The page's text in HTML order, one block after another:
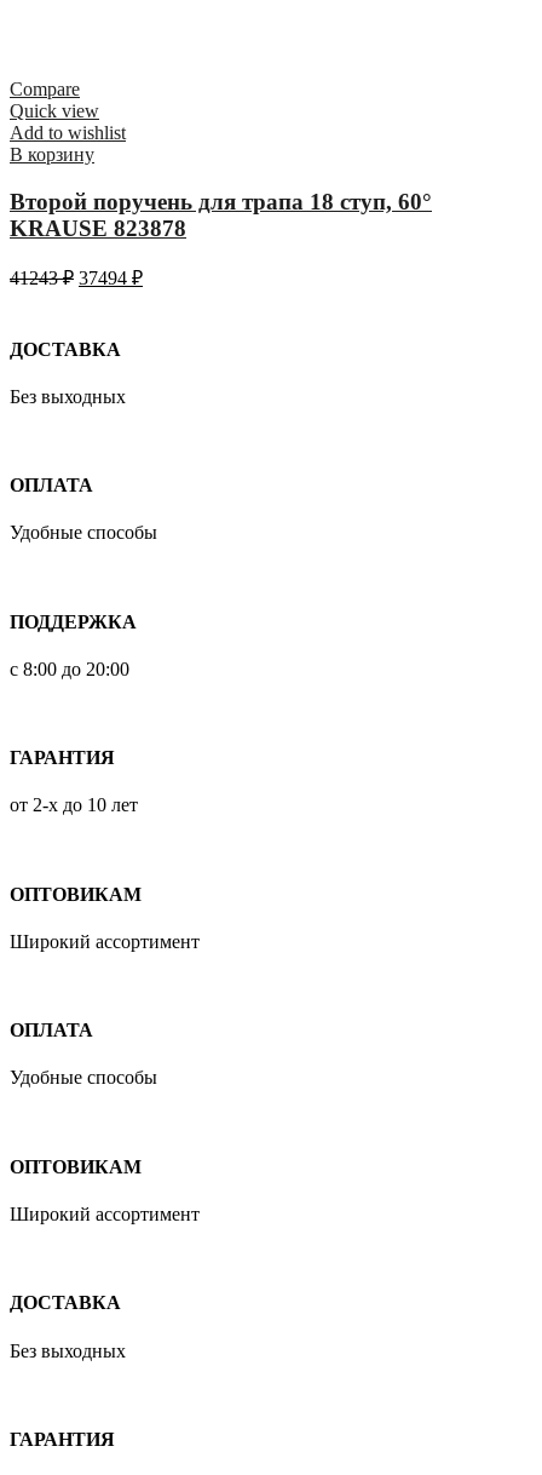
Compare
Quick view
Add to wishlist
В корзину
Второй поручень для трапа 18 ступ, 60°
KRAUSE 823878
41243₽ 37494 ₽
ДОСТАВКА
Без выходных
ОПЛАТА
Удобные способы
ПОДДЕРЖКА
с 8:00 до 20:00
ГАРАНТИЯ
от 2-х до 10 лет
ОПТОВИКАМ
Широкий ассортимент
ОПЛАТА
Удобные способы
ОПТОВИКАМ
Широкий ассортимент
ДОСТАВКА
Без выходных
ГАРАНТИЯ